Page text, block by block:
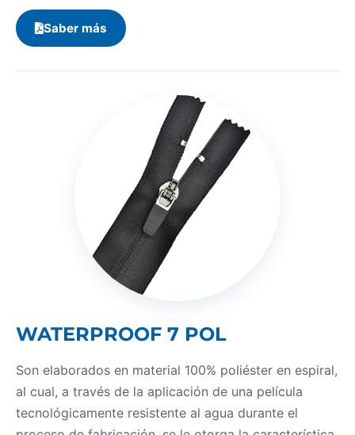
Saber más
WATERPROOF 7 POL
Son elaborados en material 100% poliéster en espiral,
al cual, a través de la aplicación de una película
tecnológicamente resistente al agua durante el